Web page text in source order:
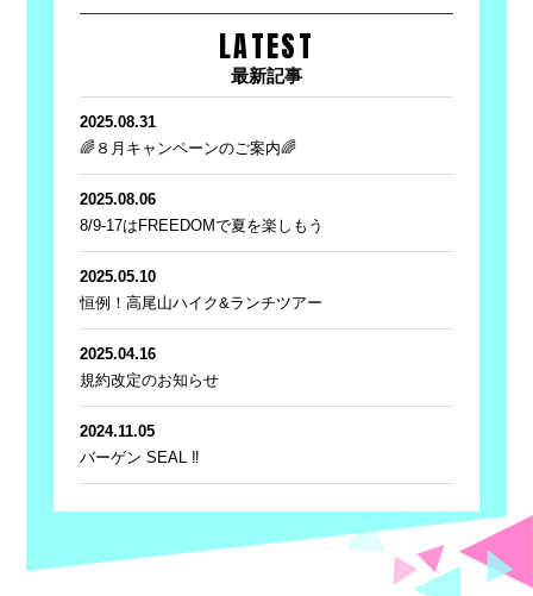
LATEST
最新記事
2025.08.31
🌈８月キャンペーンのご案内🌈
2025.08.06
8/9-17はFREEDOMで夏を楽しもう
2025.05.10
恒例！高尾山ハイク&ランチツアー
2025.04.16
規約改定のお知らせ
2024.11.05
バーゲン SEAL ‼